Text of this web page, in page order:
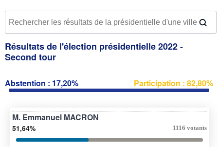
Résultats de l'élection présidentielle 2022 -
Second tour
Abstention : 17,20% Participation : 82,80%
M. Emmanuel MACRON
51,64% 1116 votants